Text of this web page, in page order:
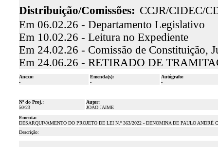
Distribuição/Comissões: CCJR/CIDEC/
Em 06.02.26 - Departamento Legislativo
Em 10.02.26 - Leitura no Expediente
Em 24.02.26 - Comissão de Constituição,
Em 24.06.26 - RETIRADO DE
Anexo:
-
Emenda(s):
-
Autógrafo:
-
Nº do Proj.:
50/23
Autor:
JOÃO JAIME
Ementa:
DESARQUIVAMENTO DO PROJETO DE LEI N.º 363/2022 - DENOMINA DE PAULO
Descrição: